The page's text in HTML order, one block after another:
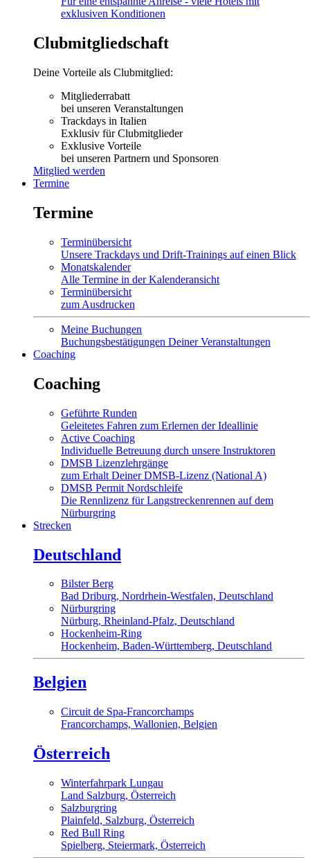
exklusiven Konditionen
Clubmitgliedschaft
Deine Vorteile als Clubmitglied:
Mitgliederrabatt
bei unseren Veranstaltungen
Trackdays in Italien
Exklusiv für Clubmitglieder
Exklusive Vorteile
bei unseren Partnern und Sponsoren
Mitglied werden
Termine
Termine
Terminübersicht
Unsere Trackdays und Drift-Trainings auf einen Blick
Monatskalender
Alle Termine in der Kalenderansicht
Terminübersicht
zum Ausdrucken
Meine Buchungen
Buchungsbestätigungen Deiner Veranstaltungen
Coaching
Coaching
Geführte Runden
Geleitetes Fahren zum Erlernen der Ideallinie
Active Coaching
Individuelle Betreuung durch unsere Instruktoren
DMSB Lizenzlehrgänge
zum Erhalt Deiner DMSB-Lizenz (National A)
DMSB Permit Nordschleife
Die Rennlizenz für Langstreckenrennen auf dem
Nürburgring
Strecken
Deutschland
Bilster Berg
Bad Driburg, Nordrhein-Westfalen, Deutschland
Nürburgring
Nürburg, Rheinland-Pfalz, Deutschland
Hockenheim-Ring
Hockenheim, Baden-Württemberg, Deutschland
Belgien
Circuit de Spa-Francorchamps
Francorchamps, Wallonien, Belgien
Österreich
Winterfahrpark Lungau
Land Salzburg, Österreich
Salzburgring
Plainfeld, Salzburg, Österreich
Red Bull Ring
Spielberg, Steiermark, Österreich